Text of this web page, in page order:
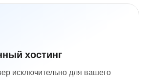
хостинг
исключительно для вашего